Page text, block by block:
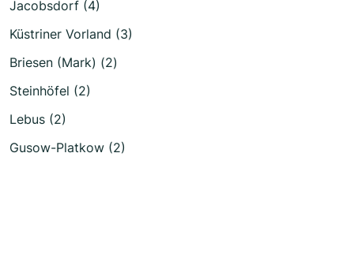
Jacobsdorf (4)
Küstriner Vorland (3)
Briesen (Mark) (2)
Steinhöfel (2)
Lebus (2)
Gusow-Platkow (2)